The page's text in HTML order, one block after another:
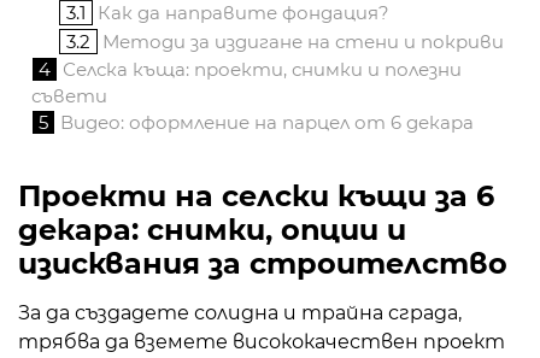
3.1
Как да направите фондация?
3.2
Методи за издигане на стени и покриви
4 Селска къща: проекти, снимки и полезни
съвети
5 Видео: оформление на парцел от 6 декара
Проекти на селски къщи за 6
декара: снимки, опции и
изисквания за строителство
За да създадете солидна и трайна сграда,
трябва да вземете висококачествен проект